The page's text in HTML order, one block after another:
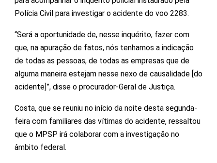
Polícia Civil para investigar o acidente do voo 2283.
“Será a oportunidade de, nesse inquérito, fazer com
que, na apuração de fatos, nós tenhamos a indicação
de todas as pessoas, de todas as empresas que de
alguma maneira estejam nesse nexo de causalidade [do
acidente]”, disse o procurador-Geral de Justiça.
Costa, que se reuniu no início da noite desta segunda-
feira com familiares das vítimas do acidente, ressaltou
que o MPSP irá colaborar com a investigação no
âmbito federal.